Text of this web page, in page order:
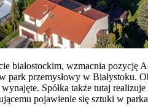
białostockim, wzmacnia
park przemysłowy w Białystoku.
Spółka także tutaj
pojawienie się sztuki w